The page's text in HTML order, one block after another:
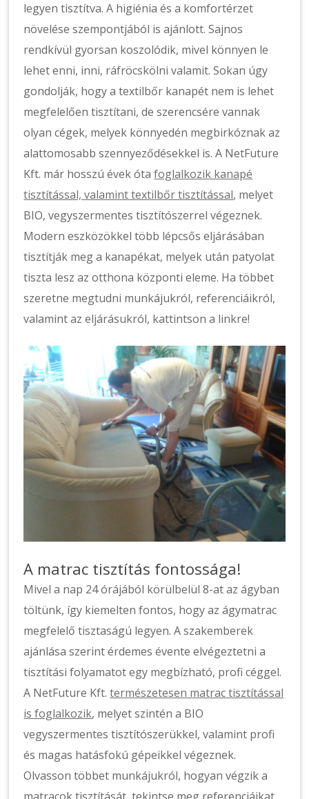
legyen tisztítva. A higiénia és a komfortérzet
növelése szempontjából is ajánlott. Sajnos
rendkívül gyorsan koszolódik, mivel könnyen le
lehet enni, inni, ráfröcskölni valamit. Sokan úgy
gondolják, hogy a textilbőr kanapét nem is lehet
megfelelően tisztítani, de szerencsére vannak
olyan cégek, melyek könnyedén megbirkóznak az
alattomosabb szennyeződésekkel is. A NetFuture
Kft. már hosszú évek ótafoglalkozik kanapé
tisztítással, valamint textilbőr tisztítással, melyet
BIO, vegyszermentes tisztítószerrel végeznek.
Modern eszközökkel több lépcsős eljárásában
tisztítják meg a kanapékat, melyek után patyolat
tiszta lesz az otthona központi eleme. Ha többet
szeretne megtudni munkájukról, referenciáikról,
valamint az eljárásukról, kattintson a linkre!
A matrac tisztítás fontossága!
Mivel a nap 24 órájából körülbelül 8-at az ágyban
töltünk, így kiemelten fontos, hogy az ágymatrac
megfelelő tisztaságú legyen. A szakemberek
ajánlása szerint érdemes évente elvégeztetni a
tisztítási folyamatot egy megbízható, profi céggel.
A NetFuture Kft.természetesen matrac tisztítással
is foglalkozik, melyet szintén a BIO
vegyszermentes tisztítószerükkel, valamint profi
és magas hatásfokú gépeikkel végeznek.
Olvasson többet munkájukról, hogyan végzik a